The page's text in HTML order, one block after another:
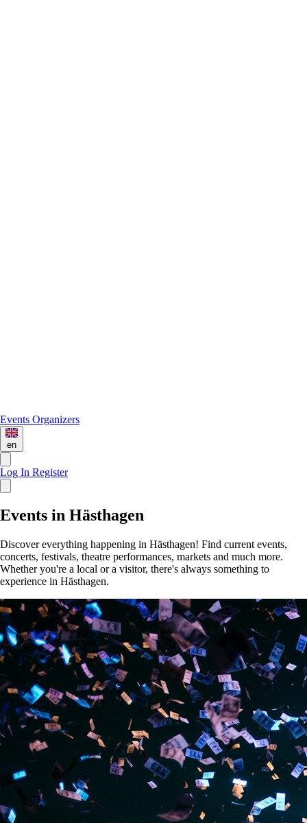
Events Organizers
en
Log In Register
Events in Hästhagen
Discover everything happening in Hästhagen! Find current events,
concerts, festivals, theatre performances, markets and much more.
Whether you're a local or a visitor, there's always something to
experience in Hästhagen.